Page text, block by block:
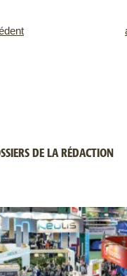
DE LA RÉDACTION